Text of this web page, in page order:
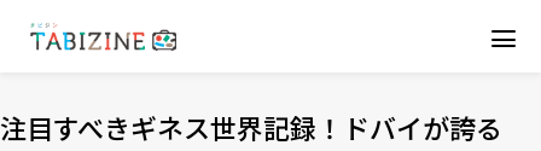
注目すべきギネス世界記録！ドバイが誇る